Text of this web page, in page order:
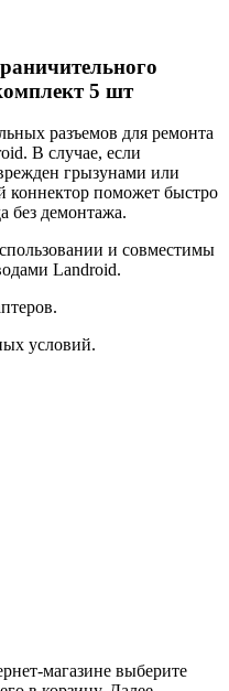
5 шт
разъемов для ремонта
В случае, если
грызунами или
коннектор поможет быстро
без демонтажа.
и совместимы
Landroid.
условий.
магазине выберите